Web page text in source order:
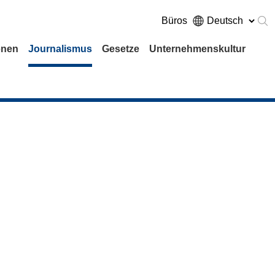
Büros
Journalismus Gesetze Unternehmenskultur